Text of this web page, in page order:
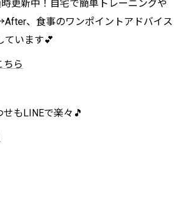
更新中！自宅で簡単トレーニングや
、食事のワンポイントアドバイス
ています💕
ちら
せもLINEで楽々🎵